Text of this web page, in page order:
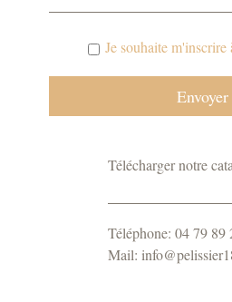
Je souhaite m'inscrire
Télécharger notre
Téléphone: 04 79 89
Mail: